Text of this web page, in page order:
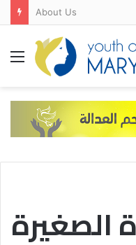
About Us
Menu
الصغيرة